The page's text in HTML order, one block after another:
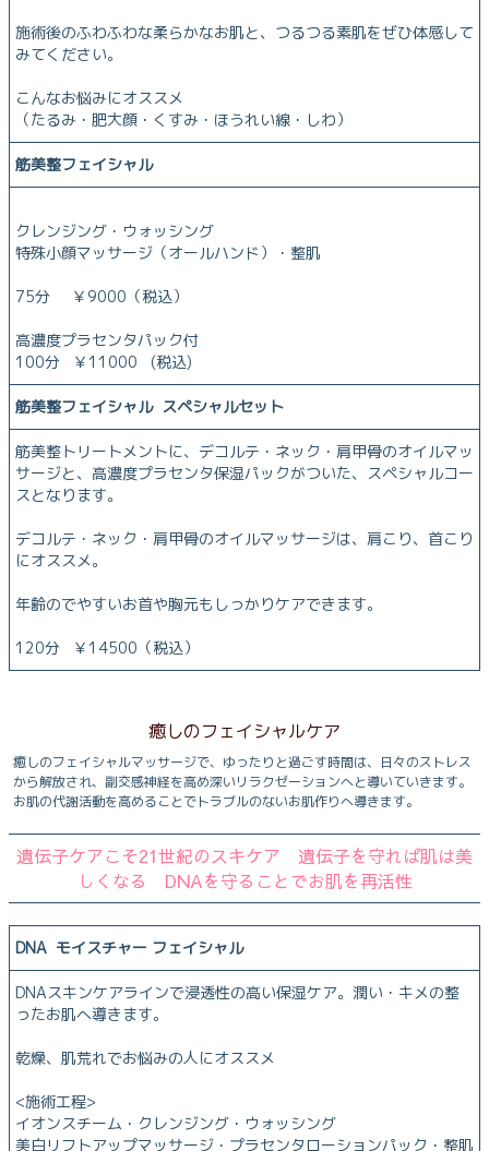
施術後のふわふわな柔らかなお肌と、つるつる素肌をぜひ体感して
みてください。
こんなお悩みにオススメ
（たるみ・肥大顔・くすみ・ほうれい線・しわ）
筋美整フェイシャル
クレンジング・ウォッシング
特殊小顔マッサージ（オールハンド）・整肌
75分 ￥9000（税込）
高濃度プラセンタパック付
100分 ￥11000 (税込)
筋美整フェイシャル スペシャルセット
筋美整トリートメントに、デコルテ・ネック・肩甲骨のオイルマッ
サージと、高濃度プラセンタ保湿パックがついた、スペシャルコー
スとなります。
デコルテ・ネック・肩甲骨のオイルマッサージは、肩こり、首こり
にオススメ。
年齢のでやすいお首や胸元もしっかりケアできます。
120分 ￥14500（税込）
癒しのフェイシャルケア
癒しのフェイシャルマッサージで、ゆったりと過ごす時間は、日々のストレス
から解放され、副交感神経を高め深いリラクゼーションへと導いていきます。
お肌の代謝活動を高めることでトラブルのないお肌作りへ導きます。
遺伝子ケアこそ21世紀のスキケア 遺伝子を守れば肌は美
しくなる DNAを守ることでお肌を再活性
DNA モイスチャー フェイシャル
DNAスキンケアラインで浸透性の高い保湿ケア。潤い・キメの整
ったお肌へ導きます。
乾燥、肌荒れでお悩みの人にオススメ
<施術工程>
イオンスチーム・クレンジング・ウォッシング
美白リフトアップマッサージ・プラセンタローションパック・整肌